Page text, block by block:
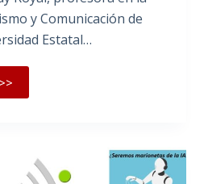
y Comunicación de
Estatal…